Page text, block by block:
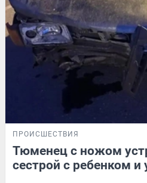
ПРОИСШЕСТВИЯ
Тюменец с ножом
сестрой с ребенком и